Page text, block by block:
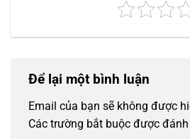
Để lại một bình luận
Email của bạn sẽ không được
Các trường bắt buộc được